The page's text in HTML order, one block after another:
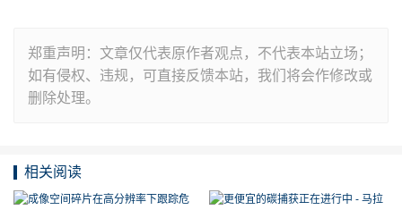
郑重声明：文章仅代表原作者观点，不代表本站立场；
如有侵权、违规，可直接反馈本站，我们将会作修改或
删除处理。
相关阅读